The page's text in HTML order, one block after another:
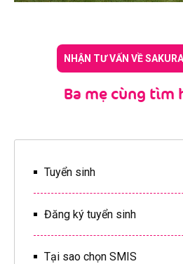
NHẬN TƯ VẤN VỀ
Ba mẹ cùng tìm
Tuyển sinh
Đăng ký tuyển sinh
Tại sao chọn SMIS